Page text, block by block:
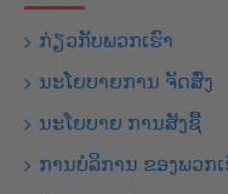
ກ່ຽວກັບພວກເຮົາ
ນະໂຍບາຍການ ຈັດສົ່ງ
ນະໂຍບາຍ ການສັງຊື້
ການບໍລິການ ຂອງພວກເ